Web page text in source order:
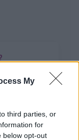
My
third parties, or
for
below opt-out
nie mogę
w 22
się nie
zrobić